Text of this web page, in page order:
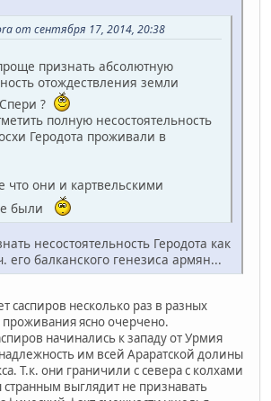
от сентября 17, 2014, 20:38
признать абсолютную
отождествления земли
?
полную несостоятельность
Геродота проживали в
что они и картвельскими
были
несостоятельность Геродота как
его балканского генезиса армян...
саспиров несколько раз в разных
проживания ясно очерчено.
начинались к западу от Урмия
им всей Араратской долины
Т.к. они граничили с севера с колхами
выглядит не признавать